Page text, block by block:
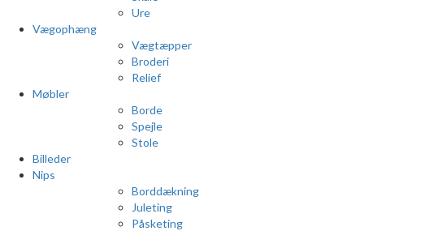
Ure
Vægophæng
Vægtæpper
Broderi
Relief
Møbler
Borde
Spejle
Stole
Billeder
Nips
Borddækning
Juleting
Påsketing